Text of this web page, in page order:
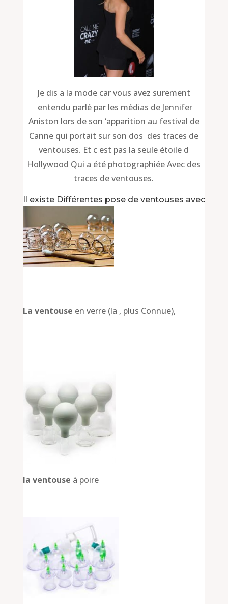
Je dis a la mode car vous avez surement
entendu parlé par les médias de Jennifer
Aniston lors de son ‘apparition au festival de
Canne qui portait sur son dos des traces de
ventouses. Et c est pas la seule étoile d
Hollywood Qui a été photographiée Avec des
traces de ventouses.
Il existe Différentes pose de ventouses avec
La ventouse en verre (la , plus Connue),
la ventouse à poire